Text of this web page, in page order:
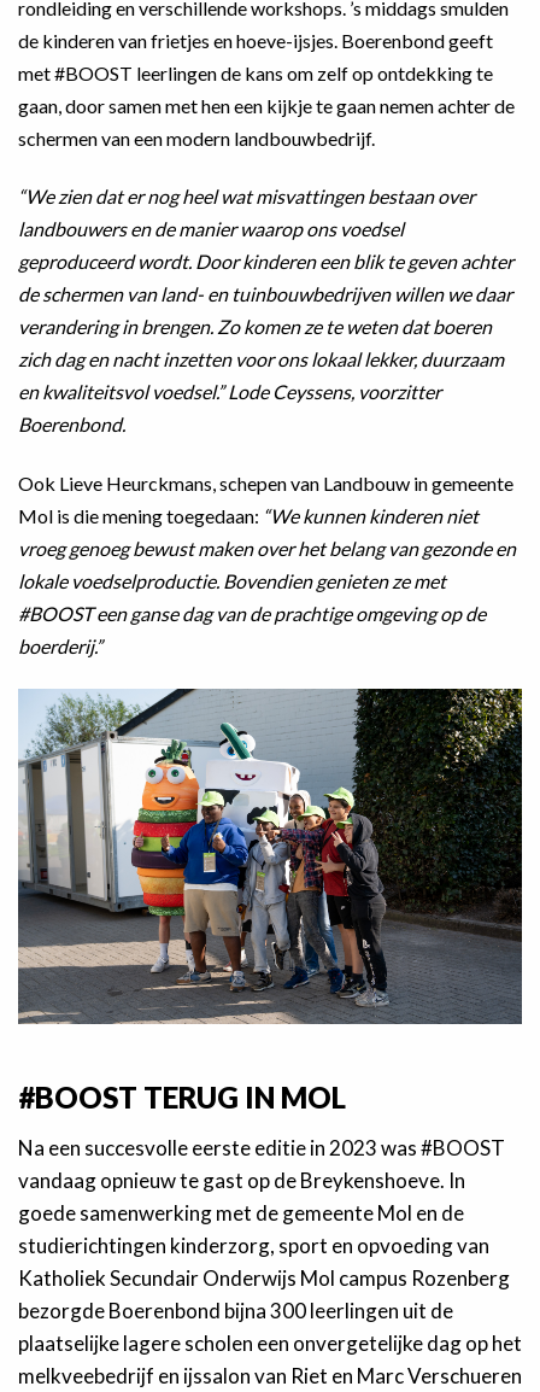
rondleiding en verschillende workshops. ’s middags smulden
de kinderen van frietjes en hoeve-ijsjes. Boerenbond geeft
met #BOOST leerlingen de kans om zelf op ontdekking te
gaan, door samen met hen een kijkje te gaan nemen achter de
schermen van een modern landbouwbedrijf.
“We zien dat er nog heel wat misvattingen bestaan over
landbouwers en de manier waarop ons voedsel
geproduceerd wordt. Door kinderen een blik te geven achter
de schermen van land- en tuinbouwbedrijven willen we daar
verandering in brengen. Zo komen ze te weten dat boeren
zich dag en nacht inzetten voor ons lokaal lekker, duurzaam
en kwaliteitsvol voedsel.” Lode Ceyssens, voorzitter
Boerenbond.
Ook Lieve Heurckmans, schepen van Landbouw in gemeente
Mol is die mening toegedaan: “We kunnen kinderen niet
vroeg genoeg bewust maken over het belang van gezonde en
lokale voedselproductie. Bovendien genieten ze met
#BOOST een ganse dag van de prachtige omgeving op de
boerderij.”
#BOOST TERUG IN MOL
Na een succesvolle eerste editie in 2023 was #BOOST
vandaag opnieuw te gast op de Breykenshoeve. In
goede samenwerking met de gemeente Mol en de
studierichtingen kinderzorg, sport en opvoeding van
Katholiek Secundair Onderwijs Mol campus Rozenberg
bezorgde Boerenbond bijna 300 leerlingen uit de
plaatselijke lagere scholen een onvergetelijke dag op het
melkveebedrijf en ijssalon van Riet en Marc Verschueren